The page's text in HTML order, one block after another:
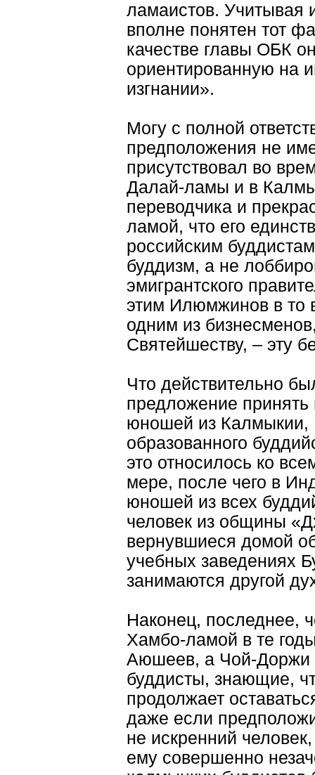
ламаистов. Учитывая
вполне понятен тот
качестве главы ОБК
ориентированную на
изгнании».
Могу с полной
предположения не
присутствовал во
Далай-ламы и в
переводчика и
ламой, что его
российским
буддизм, а не
эмигрантского
этим Илюмжинов в то
одним из
Святейшеству, – эту
Что действительно
предложение принять
юношей из Калмыкии,
образованного
это относилось ко
мере, после чего в
юношей из всех
человек из общины
вернувшиеся домой
учебных заведениях
занимаются другой
Наконец, последнее,
Хамбо-ламой в те
Аюшеев, а Чой-Доржи
буддисты, знающие,
продолжает
даже если
не искренний
ему совершенно